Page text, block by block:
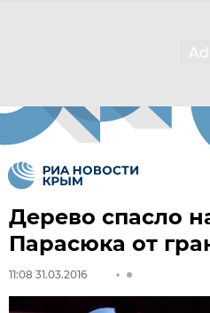
Дерево спасло
Парасюка от
11:08 31.03.2016